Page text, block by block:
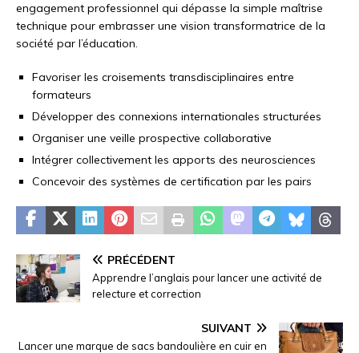
engagement professionnel qui dépasse la simple maîtrise
technique pour embrasser une vision transformatrice de la
société par l’éducation.
Favoriser les croisements transdisciplinaires entre
formateurs
Développer des connexions internationales structurées
Organiser une veille prospective collaborative
Intégrer collectivement les apports des neurosciences
Concevoir des systèmes de certification par les pairs
PRÉCÉDENT
Apprendre l’anglais pour lancer une activité de
relecture et correction
SUIVANT
Lancer une marque de sacs bandoulière en cuir en